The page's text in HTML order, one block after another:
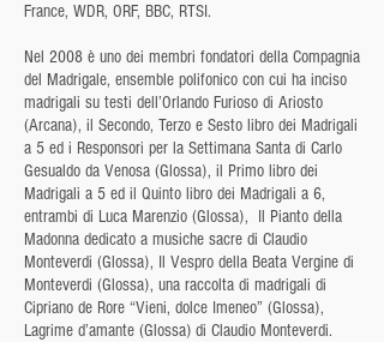
France, WDR, ORF, BBC, RTSI.
Nel 2008 è uno dei membri fondatori della Compagnia
del Madrigale, ensemble polifonico con cui ha inciso
madrigali su testi dell’Orlando Furioso di Ariosto
(Arcana), il Secondo, Terzo e Sesto libro dei Madrigali
a 5 ed i Responsori per la Settimana Santa di Carlo
Gesualdo da Venosa (Glossa), il Primo libro dei
Madrigali a 5 ed il Quinto libro dei Madrigali a 6,
entrambi di Luca Marenzio (Glossa), Il Pianto della
Madonna dedicato a musiche sacre di Claudio
Monteverdi (Glossa), Il Vespro della Beata Vergine di
Monteverdi (Glossa), una raccolta di madrigali di
Cipriano de Rore “Vieni, dolce Imeneo” (Glossa),
Lagrime d’amante (Glossa) di Claudio Monteverdi.